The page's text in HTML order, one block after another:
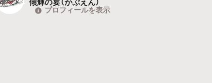
プロフィールを表示